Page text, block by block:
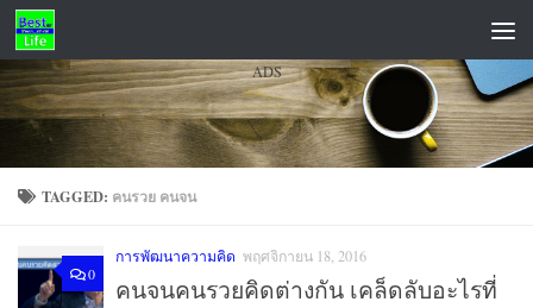
Skip to content
ADS
TAGGED: คนรวย คนจน
0
การพัฒนาความคิด พฤศจิกายน 18, 2016
คนจนคนรวยคิดต่างกัน เคล็ดลับอะไรที่